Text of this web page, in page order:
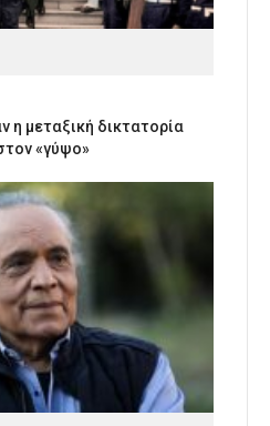
η μεταξική δικτατορία
«γύψο»